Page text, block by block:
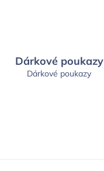
Dárkové poukazy
Dárkové poukazy